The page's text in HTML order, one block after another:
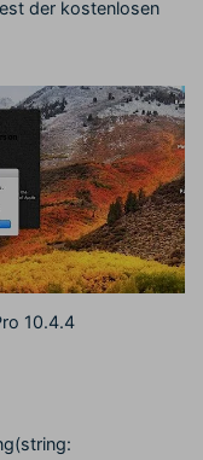
der kostenlosen
10.4.4